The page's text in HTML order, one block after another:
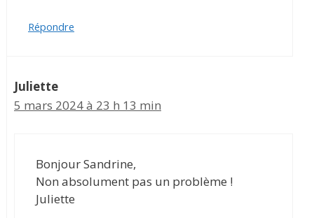
Répondre
Juliette
5 mars 2024 à 23 h 13 min
Bonjour Sandrine,
Non absolument pas un problème !
Juliette